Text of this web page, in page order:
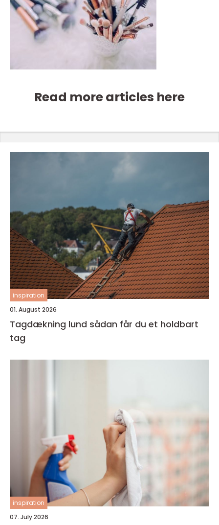
Read more articles here
inspiration
01. August 2026
Tagdækning lund sådan får du et holdbart
tag
inspiration
07. July 2026